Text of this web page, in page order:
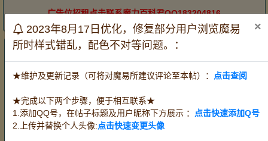
广告位招租点击联系魔力百科君QQ183204816
帖子铺
服务器： 全部 怀旧牧羊 怀旧金牛
怀旧双子
道具电信
道具网通
时长
方式：
全部 出售 收购
宠物：
全部 攻宠 魔宠 血宠
任务队宠
王宠赛宠
PK宠
装备：
武器 防具
2023年8月17日优化，修复部分用户浏览魔易
所时样式错乱，配色不对等问题。：
×
★维护及更新记录（可将对魔易所建议评论至本帖）： 点击查阅
★完成以下两个步骤，便于相互联系★
1.添加QQ号，在帖子标题及用户昵称下方展示 ：
点击快速添加Q号
2.上传并替换个人头像:点击快速变更头像